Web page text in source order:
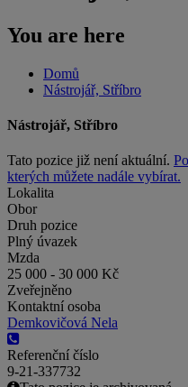
You are here
Domů
Nástrojář, Stříbro
Nástrojář, Stříbro
Tato pozice již není aktuální.
kterých můžete nadále vybírat.
Lokalita
Obor
Druh pozice
Plný úvazek
Mzda
25 000 - 30 000 Kč
Zveřejněno
Kontaktní osoba
Demkovičová Nela
Referenční číslo
9-21-337732